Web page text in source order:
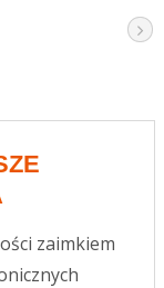
zaimkiem